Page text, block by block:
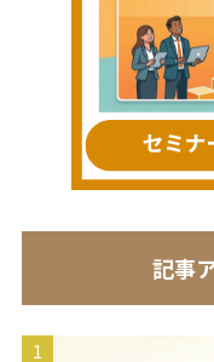
記事